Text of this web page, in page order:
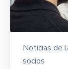
Noticias de
socios